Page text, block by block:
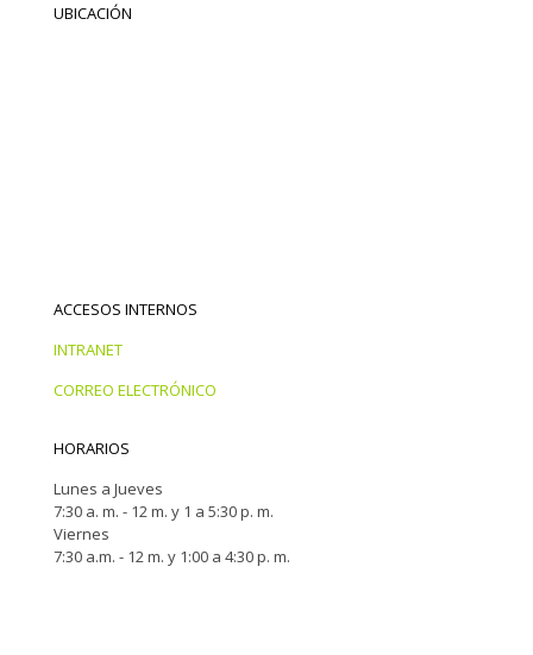
UBICACIÓN
ACCESOS INTERNOS
INTRANET
CORREO ELECTRÓNICO
HORARIOS
Lunes a Jueves
7:30 a. m. - 12 m. y 1 a 5:30 p. m.
Viernes
7:30 a.m. - 12 m. y 1:00 a 4:30 p. m.